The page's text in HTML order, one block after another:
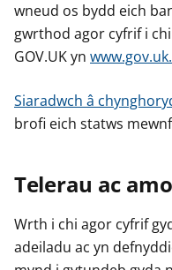
wneud os bydd eich
gwrthod agor cyfrif i
GOV.UK yn www.gov.uk.
Siaradwch â
brofi eich statws
Telerau ac
Wrth i chi agor cyfrif
adeiladu ac yn